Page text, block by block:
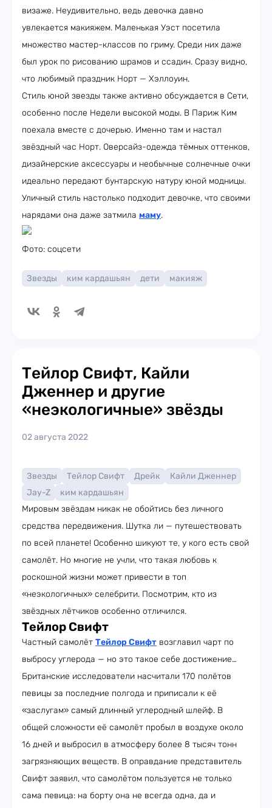
визаже. Неудивительно, ведь девочка давно
увлекается макияжем. Маленькая Уэст посетила
множество мастер-классов по гриму. Среди них даже
был урок по рисованию шрамов и ссадин. Сразу видно,
что любимый праздник Норт — Хэллоуин.
Стиль юной звезды также активно обсуждается в Сети,
особенно после Недели высокой моды. В Париж Ким
поехала вместе с дочерью. Именно там и настал
звёздный час Норт. Оверсайз-одежда тёмных оттенков,
дизайнерские аксессуары и необычные солнечные очки
идеально передают бунтарскую натуру юной модницы.
Уличный стиль настолько подходит девочке, что своими
нарядами она даже затмила маму.
Фото: соцсети
Звезды ким кардашьян дети макияж
Тейлор Свифт, Кайли
Дженнер и другие
«неэкологичные» звёзды
02 августа 2022
Звезды Тейлор Свифт Дрейк
Кайли Дженнер
Jay-Z
ким кардашьян
Мировым звёздам никак не обойтись без личного
средства передвижения. Шутка ли — путешествовать
по всей планете! Особенно шикуют те, у кого есть свой
самолёт. Но многие не учли, что такая любовь к
роскошной жизни может привести в топ
«неэкологичных» селебрити. Посмотрим, кто из
звёздных лётчиков особенно отличился.
Тейлор Свифт
Частный самолёт Тейлор Свифт возглавил чарт по
выбросу углерода — но это такое себе достижение…
Британские исследователи насчитали 170 полётов
певицы за последние полгода и приписали к её
«заслугам» самый длинный углеродный шлейф. В
общей сложности её самолёт пробыл в воздухе около
16 дней и выбросил в атмосферу более 8 тысяч тонн
загрязняющих веществ. В оправдание представитель
Свифт заявил, что самолётом пользуется не только
сама певица: на борту она не всегда одна, да и